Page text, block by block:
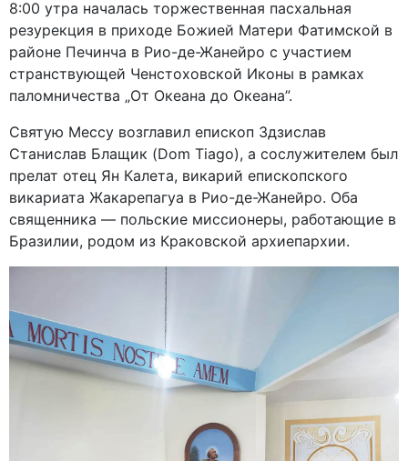
8:00 утра началась торжественная пасхальная
резурекция в приходе Божией Матери Фатимской в
районе Печинча в Рио-де-Жанейро с участием
странствующей Ченстоховской Иконы в рамках
паломничества „От Океана до Океана”.
Святую Мессу возглавил епископ Здзислав
Станислав Блащик (Dom Tiago), а сослужителем был
прелат отец Ян Калета, викарий епископского
викариата Жакарепагуа в Рио-де-Жанейро. Оба
священника — польские миссионеры, работающие в
Бразилии, родом из Краковской архиепархии.